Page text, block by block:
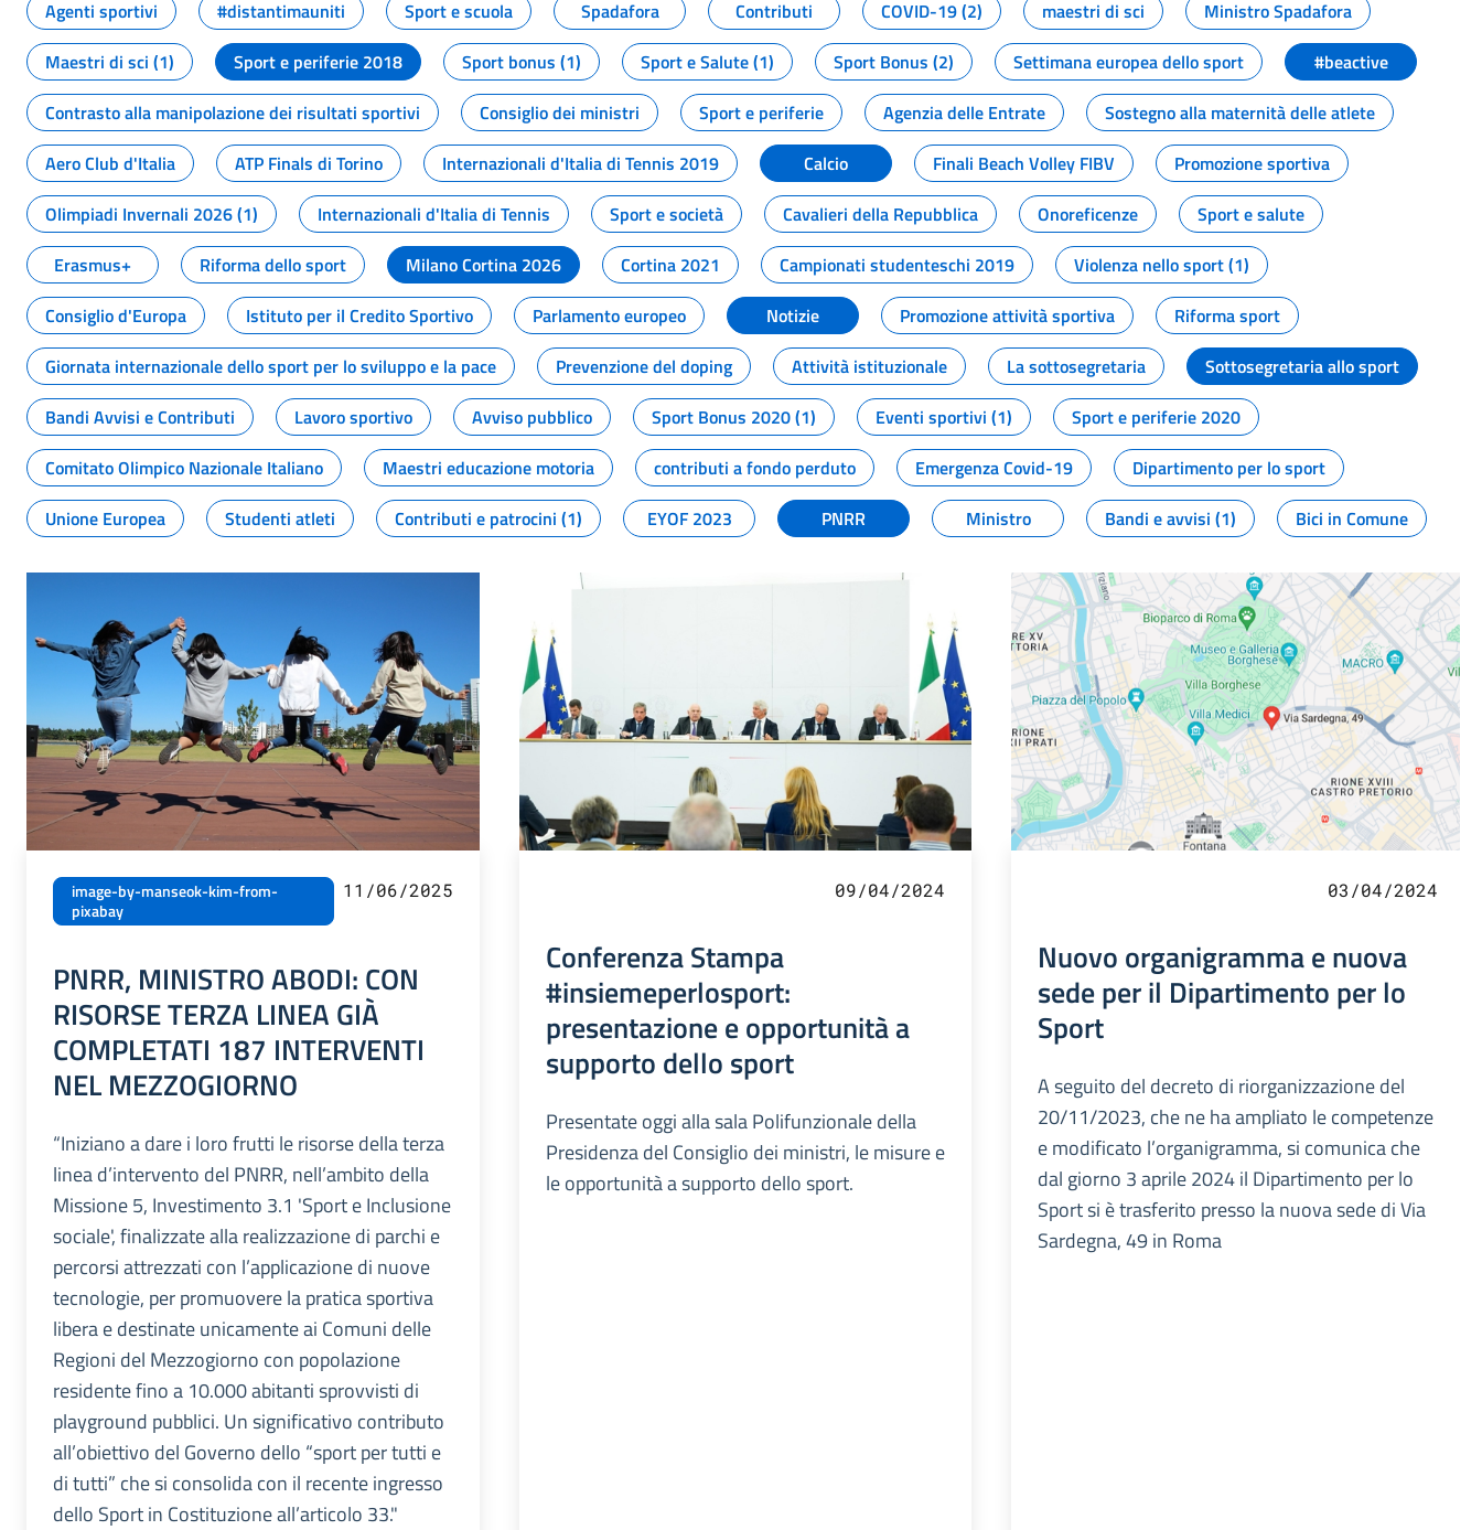
Agenti sportivi
#distantimauniti Sport e scuola Spadafora Contributi COVID-19 (2) maestri di sci
Ministro Spadafora
Maestri di sci (1)
Sport e periferie 2018 Sport bonus (1) Sport e Salute (1) Sport Bonus (2) Settimana europea dello sport
#beactive
Contrasto alla manipolazione dei risultati sportivi
Consiglio dei ministri Sport e periferie Agenzia delle Entrate
Sostegno alla maternità delle atlete
Aero Club d'Italia
ATP Finals di Torino Internazionali d'Italia di Tennis 2019 Calcio Finali Beach Volley FIBV
Promozione sportiva
Olimpiadi Invernali 2026 (1)
Internazionali d'Italia di Tennis Sport e società Cavalieri della Repubblica Onoreficenze
Sport e salute
Erasmus+
Riforma dello sport Milano Cortina 2026 Cortina 2021 Campionati studenteschi 2019
Violenza nello sport (1)
Consiglio d'Europa
Istituto per il Credito Sportivo Parlamento europeo Notizie Promozione attività sportiva
Riforma sport
Giornata internazionale dello sport per lo sviluppo e la pace
Prevenzione del doping Attività istituzionale La sottosegretaria
Sottosegretaria allo sport
Bandi Avvisi e Contributi
Lavoro sportivo Avviso pubblico Sport Bonus 2020 (1) Eventi sportivi (1)
Sport e periferie 2020
Comitato Olimpico Nazionale Italiano
Maestri educazione motoria contributi a fondo perduto Emergenza Covid-19
Dipartimento per lo sport
Unione Europea
Studenti atleti Contributi e patrocini (1) EYOF 2023 PNRR Ministro Bandi e avvisi (1) Bici in Comune
image-by-manseok-kim-from-
pixabay
11/06/2025
PNRR, MINISTRO ABODI: CON
RISORSE TERZA LINEA GIÀ
COMPLETATI 187 INTERVENTI
NEL MEZZOGIORNO
“Iniziano a dare i loro frutti le risorse della terza
linea d’intervento del PNRR, nell’ambito della
Missione 5, Investimento 3.1 'Sport e Inclusione
sociale', finalizzate alla realizzazione di parchi e
percorsi attrezzati con l’applicazione di nuove
tecnologie, per promuovere la pratica sportiva
libera e destinate unicamente ai Comuni delle
Regioni del Mezzogiorno con popolazione
residente fino a 10.000 abitanti sprovvisti di
playground pubblici. Un significativo contributo
all’obiettivo del Governo dello “sport per tutti e
di tutti” che si consolida con il recente ingresso
dello Sport in Costituzione all’articolo 33."
09/04/2024
Conferenza Stampa
#insiemeperlosport:
presentazione e opportunità a
supporto dello sport
Presentate oggi alla sala Polifunzionale della
Presidenza del Consiglio dei ministri, le misure e
le opportunità a supporto dello sport.
03/04/2024
Nuovo organigramma e nuova
sede per il Dipartimento per lo
Sport
A seguito del decreto di riorganizzazione del
20/11/2023, che ne ha ampliato le competenze
e modificato l’organigramma, si comunica che
dal giorno 3 aprile 2024 il Dipartimento per lo
Sport si è trasferito presso la nuova sede di Via
Sardegna, 49 in Roma